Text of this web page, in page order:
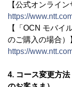
【公式オンライン
https://
【「OCN モバイ
のご購入の場合）
https://
4. コース変更方